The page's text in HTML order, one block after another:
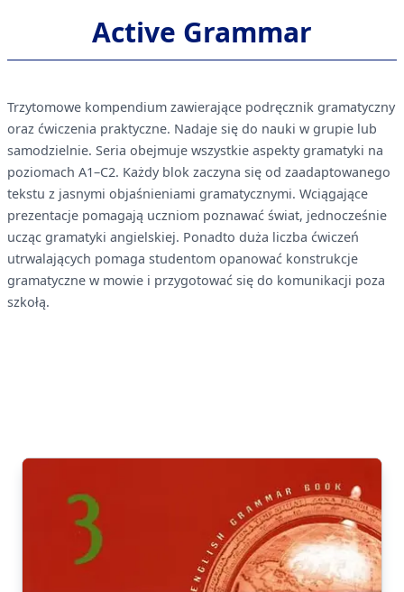
Active Grammar
Trzytomowe kompendium zawierające podręcznik gramatyczny
oraz ćwiczenia praktyczne. Nadaje się do nauki w grupie lub
samodzielnie. Seria obejmuje wszystkie aspekty gramatyki na
poziomach A1–C2. Każdy blok zaczyna się od zaadaptowanego
tekstu z jasnymi objaśnieniami gramatycznymi. Wciągające
prezentacje pomagają uczniom poznawać świat, jednocześnie
ucząc gramatyki angielskiej. Ponadto duża liczba ćwiczeń
utrwalających pomaga studentom opanować konstrukcje
gramatyczne w mowie i przygotować się do komunikacji poza
szkołą.